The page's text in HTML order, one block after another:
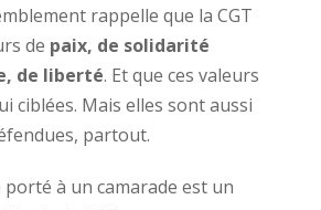
rappelle que la CGT
de paix, de solidarité
de liberté. Et que ces valeurs
ciblées. Mais elles sont aussi
partout.
porté à un camarade est un